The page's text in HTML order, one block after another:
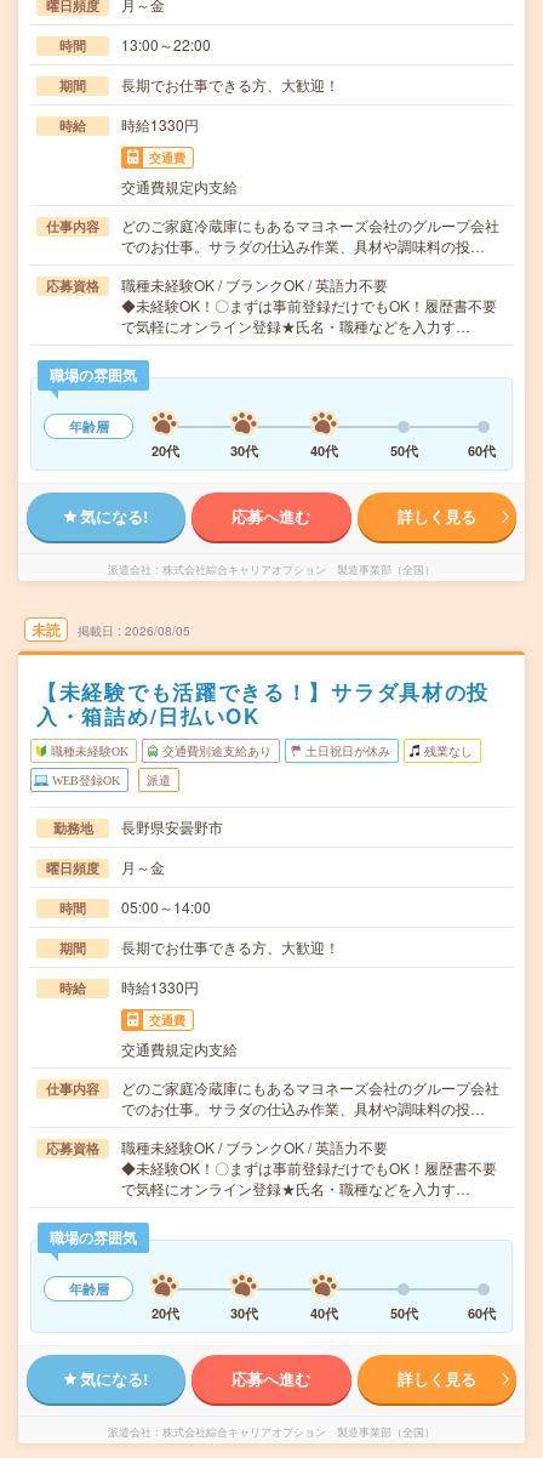
曜日頻度 月～金
時間 13:00～22:00
期間 長期でお仕事できる方、大歓迎！
時給 時給1330円
交通費
交通費規定内支給
仕事内容
どのご家庭冷蔵庫にもあるマヨネーズ会社のグループ会社
でのお仕事。サラダの仕込み作業、具材や調味料の投…
応募資格
職種未経験OK / ブランクOK / 英語力不要
◆未経験OK！〇まずは事前登録だけでもOK！履歴書不要
で気軽にオンライン登録★氏名・職種などを入力す…
職場の雰囲気
年齢層
20代
30代 40代 50代 60代
気になる! 応募へ進む 詳しく見る
派遣会社 株式会社綜合キャリアオプション 製造事業部（全国）
未読 掲載日 2026/08/05
【未経験でも活躍できる！】サラダ具材の投
入・箱詰め/日払いOK
職種未経験OK 交通費別途支給あり 土日祝日が休み 残業なし
WEB登録OK 派遣
勤務地 長野県安曇野市
曜日頻度 月～金
時間 05:00～14:00
期間 長期でお仕事できる方、大歓迎！
時給 時給1330円
交通費
交通費規定内支給
仕事内容
どのご家庭冷蔵庫にもあるマヨネーズ会社のグループ会社
でのお仕事。サラダの仕込み作業、具材や調味料の投…
応募資格
職種未経験OK / ブランクOK / 英語力不要
◆未経験OK！〇まずは事前登録だけでもOK！履歴書不要
で気軽にオンライン登録★氏名・職種などを入力す…
職場の雰囲気
年齢層
20代
30代 40代 50代 60代
気になる! 応募へ進む 詳しく見る
派遣会社 株式会社綜合キャリアオプション 製造事業部（全国）